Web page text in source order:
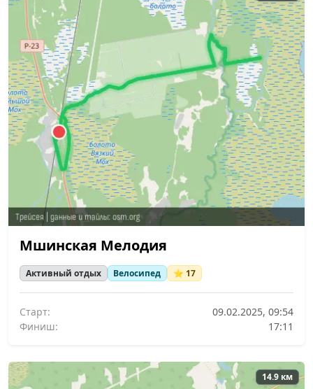
Мшинская Мелодия
Активный отдых Велосипед ⭐ 17
Старт:
09.02.2025, 09:54
Финиш:
17:11
14.9 км